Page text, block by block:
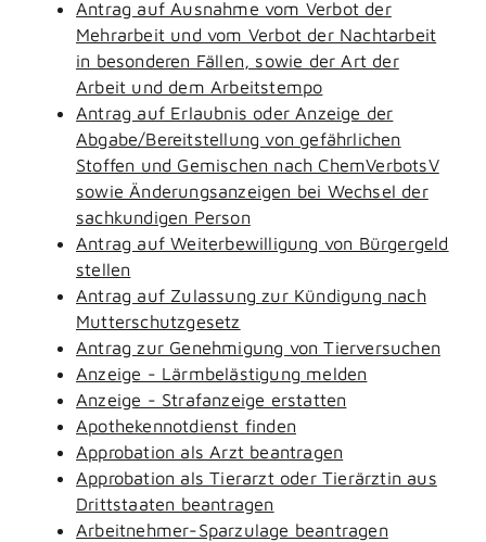
Antrag auf Ausnahme vom Verbot der
Mehrarbeit und vom Verbot der Nachtarbeit
in besonderen Fällen, sowie der Art der
Arbeit und dem Arbeitstempo
Antrag auf Erlaubnis oder Anzeige der
Abgabe/Bereitstellung von gefährlichen
Stoffen und Gemischen nach ChemVerbotsV
sowie Änderungsanzeigen bei Wechsel der
sachkundigen Person
Antrag auf Weiterbewilligung von Bürgergeld
stellen
Antrag auf Zulassung zur Kündigung nach
Mutterschutzgesetz
Antrag zur Genehmigung von Tierversuchen
Anzeige - Lärmbelästigung melden
Anzeige - Strafanzeige erstatten
Apothekennotdienst finden
Approbation als Arzt beantragen
Approbation als Tierarzt oder Tierärztin aus
Drittstaaten beantragen
Arbeitnehmer-Sparzulage beantragen